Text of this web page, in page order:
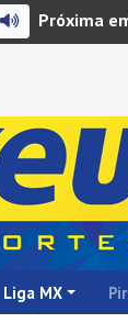
Próxima
Liga MX